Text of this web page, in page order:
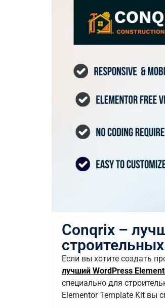
Conqrix –
строительных
Если вы хотите создать
лучший WordPress
специально для
Elementor Template Kit вы